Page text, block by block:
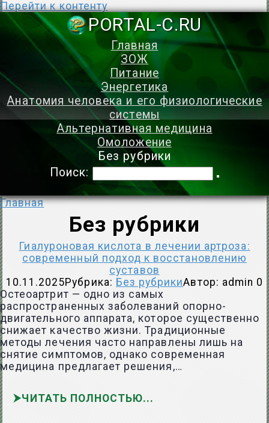
Перейти к контенту
PORTAL-
Главная
ЗОЖ
Питание
Энергетика
Анатомия человека и его физиологические
системы
Альтернативная медицина
Омоложение
Без рубрики
Поиск:
Главная
Без рубрики
Гиалуроновая кислота в лечении артроза:
современный подход к восстановлению
суставов
10.11.2025Рубрика: Без рубрикиАвтор: admin 0
Остеоартрит — одно из самых
распространенных заболеваний опорно-
двигательного аппарата, которое существенно
снижает качество жизни. Традиционные
методы лечения часто направлены лишь на
снятие симптомов, однако современная
медицина предлагает решения,…
ЧИТАТЬ ПОЛНОСТЬЮ